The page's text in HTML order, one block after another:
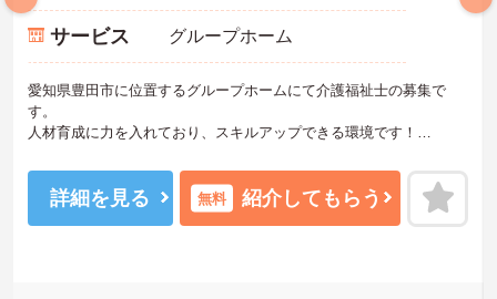
サービス グループホーム
愛知県豊田市に位置するグループホームにて介護福祉士の募集で
す。
人材育成に力を入れており、スキルアップできる環境です！
すのでお気軽にお問い合わせくださいませ。
詳細を見る 無料 紹介してもらう